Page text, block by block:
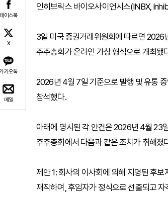
이스북
X
카오톡
메일
인히브릭스 바이오사이언시스(INBX,
3일 미국 증권거래위원회에 따르면 2026
주주총회가 온라인 가상 형식으로 개최됐
2026년 4월 7일 기준으로 발행 및 유통
참석했다.
아래에 명시된 각 안건은 2026년 4월 23
주주총회에서 다음과 같은 조치가 취해졌
제안 1: 회사의 이사회에 의해 지명된 후
재직하며, 후임자가 정식으로 선출되고